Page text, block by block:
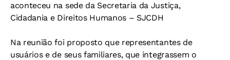
aconteceu na sede da Secretaria da Justiça,
Cidadania e Direitos Humanos – SJCDH
Na reunião foi proposto que representantes de
usuários e de seus familiares, que integrassem o